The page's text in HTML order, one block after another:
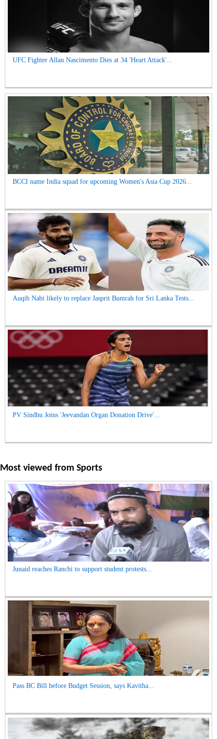
UFC Fighter Allan Nascimento Dies at 34 'Heart Attack'...
BCCI name India squad for upcoming Women's Asia Cup 2026...
Auqib Nabi likely to replace Jasprit Bumrah for Sri Lanka Tests...
PV Sindhu Joins 'Jeevandan Organ Donation Drive'...
Most viewed from Sports
Junaid reaches Ranchi to support student protests...
Pass BC Bill before Budget Session, says Kavitha...